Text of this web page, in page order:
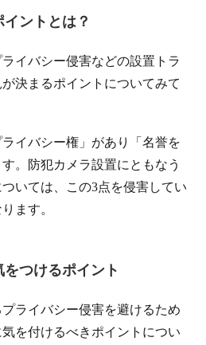
ントとは？
イバシー侵害などの設置トラ
決まるポイントについてみて
イバシー権」があり「名誉を
。防犯カメラ設置にともなう
いては、この3点を侵害してい
ます。
つけるポイント
ライバシー侵害を避けるため
を付けるべきポイントについ